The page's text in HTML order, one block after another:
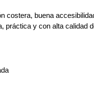
costera, buena
práctica y con alta calidad